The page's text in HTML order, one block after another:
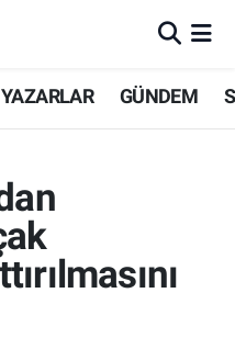
YAZARLAR GÜNDEM
Haritası
Fikstür